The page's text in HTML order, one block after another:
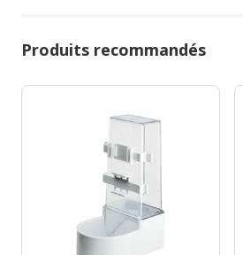
Produits recommandés